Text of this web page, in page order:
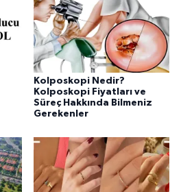
Kolposkopi Nedir?
Kolposkopi Fiyatları ve
Süreç Hakkında Bilmeniz
Gerekenler